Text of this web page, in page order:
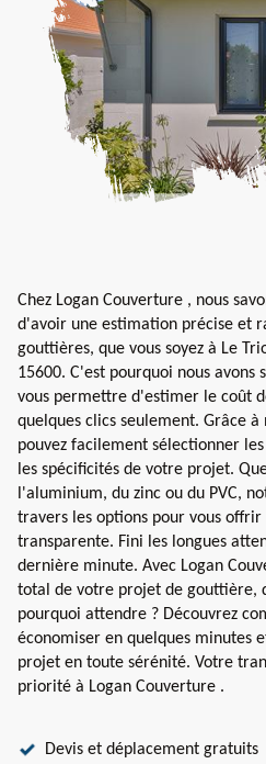
Chez Logan Couverture , nous
d'avoir une estimation précise et
gouttières, que vous soyez à Le
15600. C'est pourquoi nous avons
vous permettre d'estimer le coût
quelques clics seulement. Grâce
pouvez facilement sélectionner
les spécificités de votre projet.
l'aluminium, du zinc ou du PVC,
travers les options pour vous
transparente. Fini les longues
dernière minute. Avec Logan
total de votre projet de gouttière,
pourquoi attendre ? Découvrez
économiser en quelques minutes
projet en toute sérénité. Votre
priorité à Logan Couverture .
Devis et déplacement gratuits